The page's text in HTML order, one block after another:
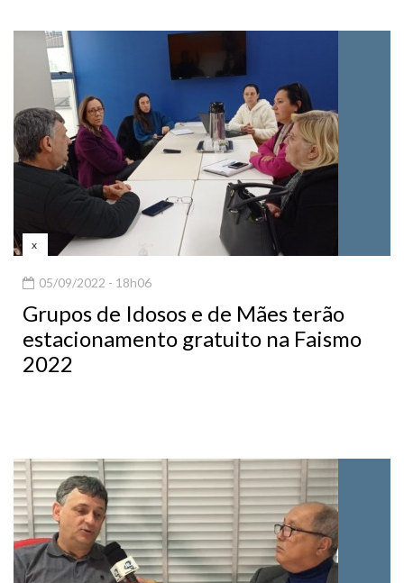
x
05/09/2022 - 18h06
Grupos de Idosos e de Mães terão
estacionamento gratuito na Faismo
2022